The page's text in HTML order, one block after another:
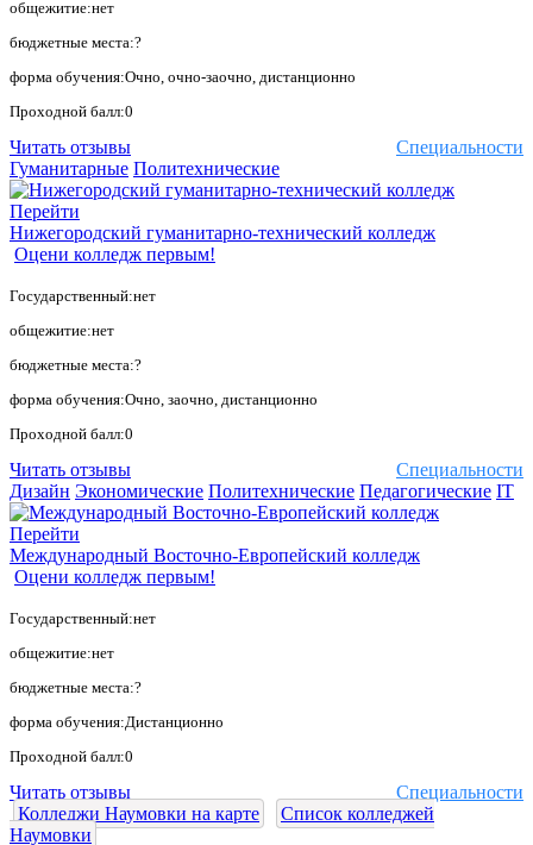
общежитие:нет
бюджетные места:?
форма обучения:Очно, очно-заочно, дистанционно
Проходной балл:0
Специальности
Читать отзывы
Гуманитарные Политехнические
Перейти
Нижегородский гуманитарно-технический колледж
Оцени колледж первым!
Государственный:нет
общежитие:нет
бюджетные места:?
форма обучения:Очно, заочно, дистанционно
Проходной балл:0
Специальности
Читать отзывы
Дизайн Экономические Политехнические Педагогические IT
Перейти
Международный Восточно-Европейский колледж
Оцени колледж первым!
Государственный:нет
общежитие:нет
бюджетные места:?
форма обучения:Дистанционно
Проходной балл:0
Специальности
Читать отзывы
Колледжи Наумовки на карте
Список колледжей
Наумовки